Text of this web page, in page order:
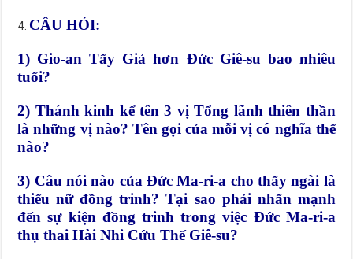
CÂU HỎI:
1) Gio-an Tẩy Giả hơn Đức Giê-su bao nhiêu
tuổi?
2) Thánh kinh kể tên 3 vị Tổng lãnh thiên thần
là những vị nào? Tên gọi của mỗi vị có nghĩa thế
nào?
3) Câu nói nào của Đức Ma-ri-a cho thấy ngài là
thiếu nữ đồng trinh? Tại sao phải nhấn mạnh
đến sự kiện đồng trinh trong việc Đức Ma-ri-a
thụ thai Hài Nhi Cứu Thế Giê-su?